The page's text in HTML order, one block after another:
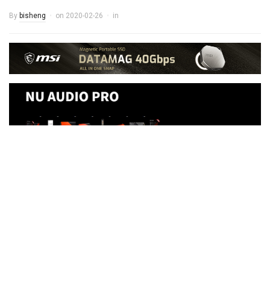
By bisheng on 2020-02-26 in